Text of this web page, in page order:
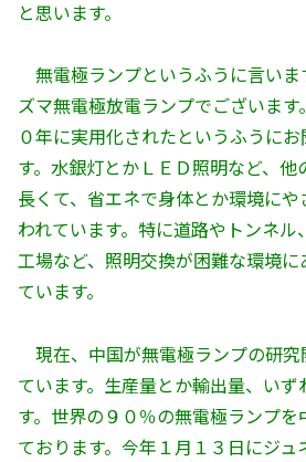
と思います。
無電極ランプというふうに言い
ズマ無電極放電ランプでございま
０年に実用化されたというふうに
す。水銀灯とかＬＥＤ照明など、
長くて、省エネで身体とか環境に
われています。特に道路やトンネ
工場など、照明交換が困難な環境
ています。
現在、中国が無電極ランプの研
ています。生産量とか輸出量、い
す。世界の９０％の無電極ランプ
ております。今年１月１３日にジュ